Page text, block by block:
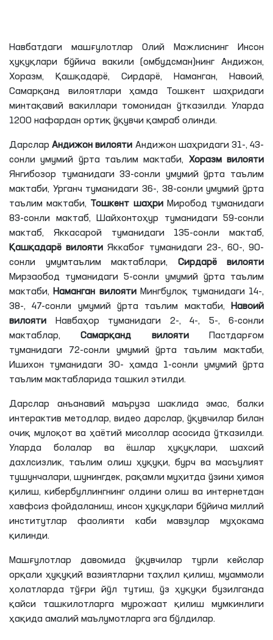
Навбатдаги машғулотлар Олий Мажлиснинг Инсон
ҳуқуқлари бўйича вакили (омбудсман)нинг Андижон,
Хоразм, Қашқадарё, Сирдарё, Наманган, Навоий,
Самарқанд вилоятлари ҳамда Тошкент шаҳридаги
минтақавий вакиллари томонидан ўтказилди. Уларда
1200 нафардан ортиқ ўқувчи қамраб олинди.
ДарсларАндижон вилояти Андижон шаҳридаги 31-, 43-
сонли умумий ўрта таълим мактаби, Хоразм вилояти
Янгибозор туманидаги 33-сонли умумий ўрта таълим
мактаби, Урганч туманидаги 36-, 38-сонли умумий ўрта
таълим мактаби, Тошкент шаҳриМиробод туманидаги
83-сонли мактаб, Шайхонтоҳур туманидаги 59-сонли
мактаб, Яккасарой туманидаги 135-сонли мактаб,
Қашқадарё вилояти Яккабоғ туманидаги 23-, 60-, 90-
сонли умумтаълим мактаблари, Сирдарё вилояти
Мирзаобод туманидаги 5-сонли умумий ўрта таълим
мактаби,Наманган вилоятиМингбулоқ туманидаги 14-,
38-, 47-сонли умумий ўрта таълим мактаби, Навоий
вилояти Навбаҳор туманидаги 2-, 4-, 5-, 6-сонли
мактаблар,Самарқанд вилоятиПастдарғом
туманидаги 72-сонли умумий ўрта таълим мактаби,
Ишихон туманидаги 30- ҳамда 1-сонли умумий ўрта
таълим мактабларида ташкил этилди.
Дарслар анъанавий маъруза шаклида эмас, балки
интерактив методлар, видео дарслар, ўқувчилар билан
очиқ мулоқот ва ҳаётий мисоллар асосида ўтказилди.
Уларда болалар ва ёшлар ҳуқуқлари, шахсий
дахлсизлик, таълим олиш ҳуқуқи, бурч ва масъулият
тушунчалари, шунингдек, рақамли муҳитда ўзини ҳимоя
қилиш, кибербуллингнинг олдини олиш ва интернетдан
хавфсиз фойдаланиш, инсон ҳуқуқлари бўйича миллий
институтлар фаолияти каби мавзулар муҳокама
қилинди.
Машғулотлар давомида ўқувчилар турли кейслар
орқали ҳуқуқий вазиятларни таҳлил қилиш, муаммоли
ҳолатларда тўғри йўл тутиш, ўз ҳуқуқи бузилганда
қайси ташкилотларга мурожаат қилиш мумкинлиги
ҳақида амалий маълумотларга эга бўлдилар.